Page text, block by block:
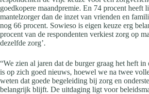
goedkopere maandpremie. En 74 procent heeft
mantelzorger dan de inzet van vrienden en
nog 66 procent. Sowieso is eigen keuze erg
procent van de respondenten verkiest zorg op
dezelfde zorg’.
“We zien al jaren dat de burger graag het heft
is op zich goed nieuws, hoewel we na twee
weten dat goede begeleiding bij zorg en
belangrijk blijft. De uitdaging ligt voor